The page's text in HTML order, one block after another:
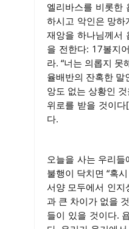
엘리바스를 비롯한
하시고 악인은 망
재앙을 하나님께서
을 전한다: 17볼지
라. “너는 의롭지
율배반의 잔혹한
앙도 없는 상황인
위로를 받을 것이
다.
오늘을 사는 우리
불행이 닥치면 “혹
서양 모두에서 인지
과 큰 차이가 없을
들이 있을 것이다.